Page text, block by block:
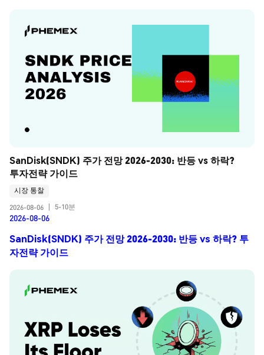
SanDisk(SNDK) 주가 전망 2026-2030: 반등 vs 하락?
투자전략 가이드
시장 통찰
2026-08-06
5-10분
2026-08-06
SanDisk(SNDK) 주가 전망 2026-2030: 반등 vs 하락? 투
자전략 가이드